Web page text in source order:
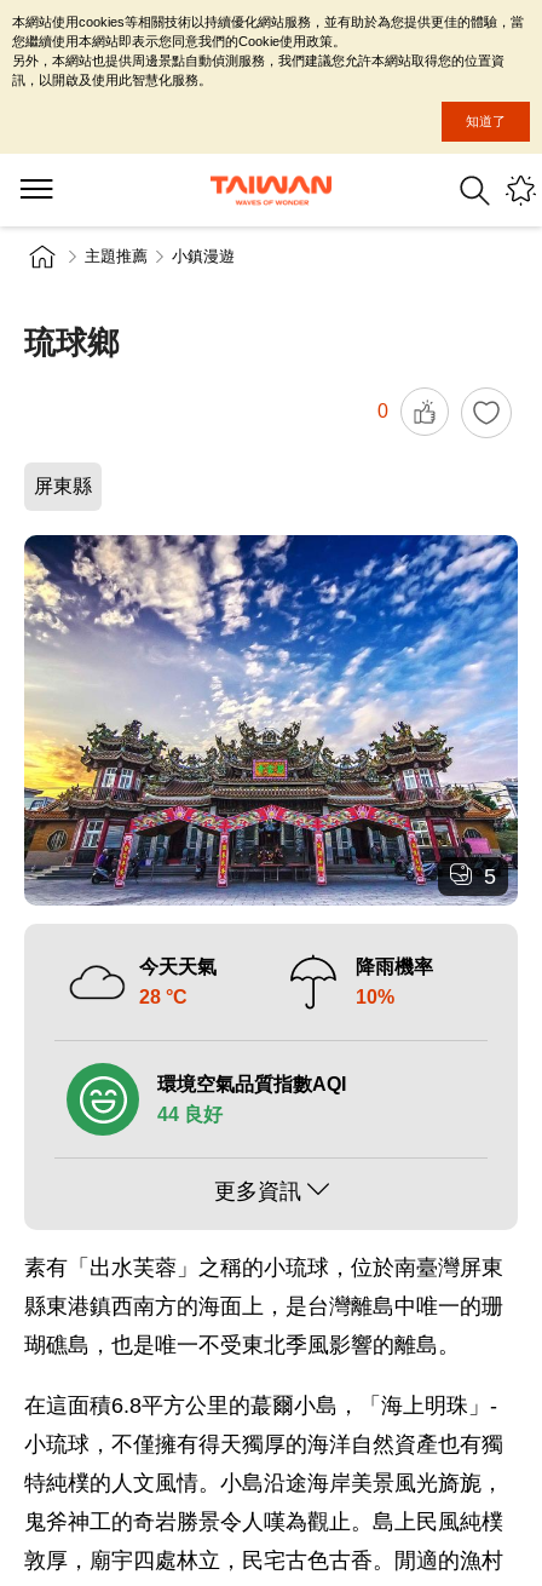
主題推薦 小鎮漫遊
琉球鄉
0
屏東縣
5
今天天氣
28 °C
降雨機率
10%
環境空氣品質指數AQI
44 良好
更多資訊
素有「出水芙蓉」之稱的小琉球，位於南臺灣屏東
縣東港鎮西南方的海面上，是台灣離島中唯一的珊
瑚礁島，也是唯一不受東北季風影響的離島。
在這面積6.8平方公里的蕞爾小島，「海上明珠」-
小琉球，不僅擁有得天獨厚的海洋自然資產也有獨
特純樸的人文風情。小島沿途海岸美景風光旖旎，
鬼斧神工的奇岩勝景令人嘆為觀止。島上民風純樸
敦厚，廟宇四處林立，民宅古色古香。閒適的漁村
本網站使用cookies等相關技術以持續優化網站服務，並有助於為您提供更佳的體驗，當
您繼續使用本網站即表示您同意我們的Cookie使用政策。
另外，本網站也提供周邊景點自動偵測服務，我們建議您允許本網站取得您的位置資
訊，以開啟及使用此智慧化服務。
知道了